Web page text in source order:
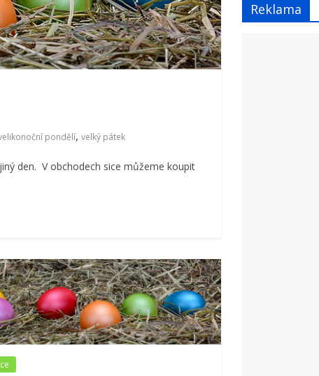
pondělí, velký pátek
den. V obchodech sice můžeme koupit
Reklama